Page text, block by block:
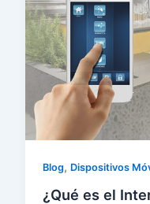
Blog, Dispositivos
¿Qué es el